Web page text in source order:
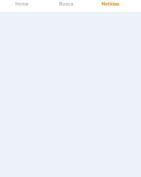
Home Busca Notícias